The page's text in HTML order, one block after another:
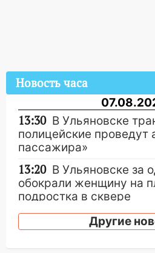
Новость часа
13:30 В Ульяновске
полицейские проведут
пассажира»
13:20 В Ульяновске за
обокрали женщину на
подростка в сквере
13:01
В Димитровграде
выбросил из машины
Другие